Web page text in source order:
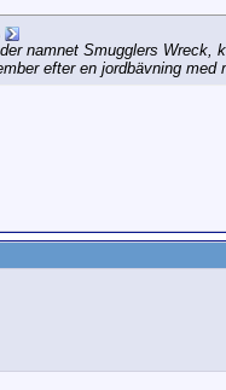
namnet Smugglers
efter en jordbävning med